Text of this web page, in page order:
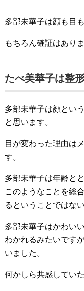
多部未華子は顔も目
もちろん確証はあり
たべ美華子は整
多部未華子は顔とい
と思います。
目が変わった理由は
す。
多部未華子は年齢と
このようなことを総
るということではな
多部未華子はかわい
わかれるみたいです
いました。
何かしら共感してい